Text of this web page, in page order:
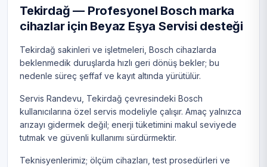
Tekirdağ — Profesyonel Bosch marka
cihazlar için Beyaz Eşya Servisi desteği
Tekirdağ sakinleri ve işletmeleri, Bosch cihazlarda
beklenmedik duruşlarda hızlı geri dönüş bekler; bu
nedenle süreç şeffaf ve kayıt altında yürütülür.
Servis Randevu, Tekirdağ çevresindeki Bosch
kullanıcılarına özel servis modeliyle çalışır. Amaç yalnızca
arızayı gidermek değil; enerji tüketimini makul seviyede
tutmak ve güvenli kullanımı sürdürmektir.
Teknisyenlerimiz; ölçüm cihazları, test prosedürleri ve